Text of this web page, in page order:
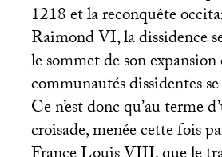
1218 et la reconquête
RaimondVI, la dissidence
le sommet de son expansion
communautés dissidentes
Ce n’est donc qu’au terme
croisade, menée cette fois